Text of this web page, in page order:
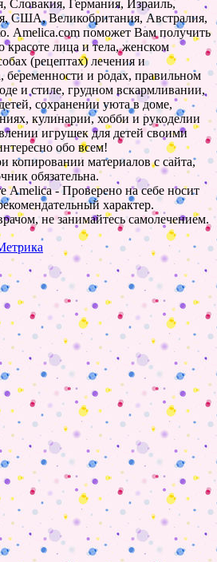
Словакия, Германия, Израиль,
США, Великобритания, Австралия,
Amelica.com поможет Вам получить
лица и тела, женском
(рецептах) лечения и
беременности и родах, правильном
и стиле, грудном вскармливании,
сохранении уюта в доме,
кулинарии, хобби и рукоделии
игрушек для детей своими
обо всем!
копировании материалов с сайта,
обязательна.
Amelica - Проверено на себе носит
характер.
не занимайтесь самолечением.